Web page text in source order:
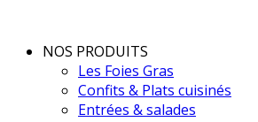
NOS PRODUITS
Les Foies Gras
Confits & Plats cuisinés
Entrées & salades